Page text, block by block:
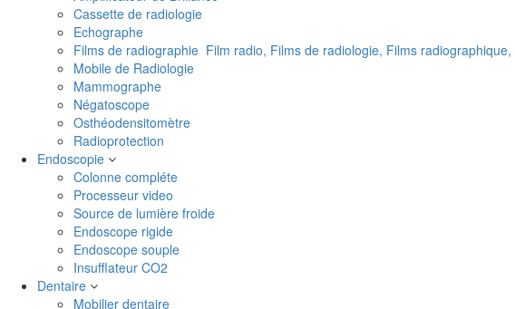
Cassette de radiologie
Echographe
Films de radiographie Film radio, Films de radiologie, Films
Mobile de Radiologie
Mammographe
Négatoscope
Osthéodensitomètre
Radioprotection
Endoscopie
Colonne compléte
Processeur video
Source de lumière froide
Endoscope rigide
Endoscope souple
Insufflateur CO2
Dentaire
Mobilier dentaire